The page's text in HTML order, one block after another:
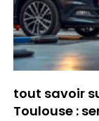
tout savoir
Toulouse :